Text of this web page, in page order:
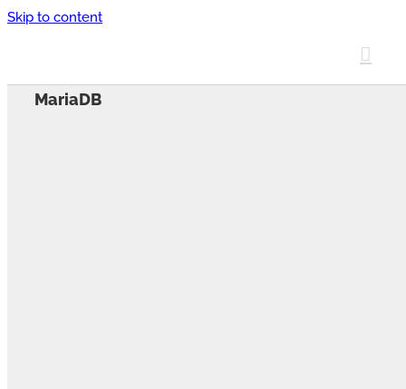
Skip to content
MariaDB